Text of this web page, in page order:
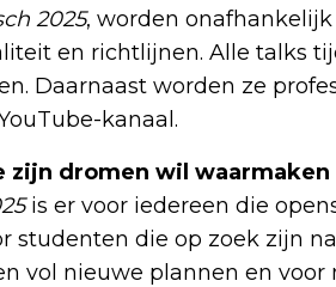
2025, worden
en richtlijnen. Alle talks
Daarnaast worden ze
kanaal.
zijn dromen wil waarmaken
is er voor iedereen die
studenten die op zoek zijn
vol nieuwe plannen en